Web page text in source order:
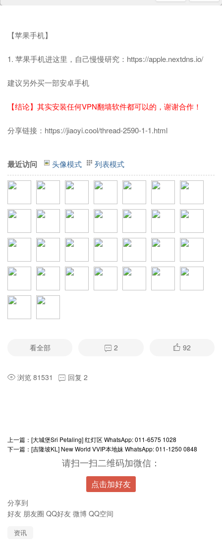
【苹果手机】
1. 苹果手机进这里，自己慢慢研究： https://apple.nextdns.io/
建议另外买一部安卓手机
【结论】其实安装任何VPN翻墙软件都可以的，谢谢合作！
分享链接： https://jiaoyi.cool/thread-2590-1-1.html
最近访问 头像模式 列表模式
看全部 2 92
浏览 81531 回复 2
上一篇： [大城堡Sri Petaling] 红灯区 WhatsApp: 011-6575 1028
下一篇： [吉隆坡KL] New World VVIP本地妹 WhatsApp: 011-1250 0848
请扫一扫二维码加微信：
点击加好友
分享到
好友 朋友圈 QQ好友 微博 QQ空间
资讯